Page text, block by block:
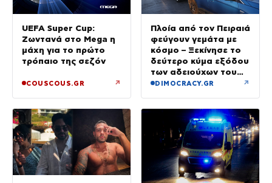
UEFA Super Cup:
Ζωντανά στο Mega η
μάχη για το πρώτο
τρόπαιο της σεζόν
COUSCOUS.GR ↗
Πλοία από τον Πειραιά
φεύγουν γεμάτα με
κόσμο – Ξεκίνησε το
δεύτερο κύμα εξόδου
των αδειούχων του
Αυγούστου
DIMOCRACY.GR ↗